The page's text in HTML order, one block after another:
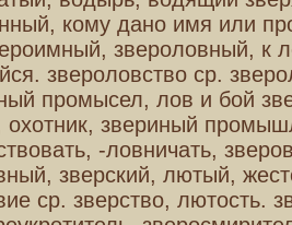
кому дано имя или
звероловный, к
звероловство ср.
промысел, лов и бой
охотник, звериный
-ловничать,
зверский, лютый,
ср. зверство, лютость.